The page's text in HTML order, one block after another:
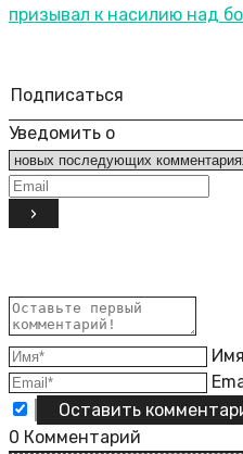
призывал к насилию над
Подписаться
Уведомить о
0 Комментарий